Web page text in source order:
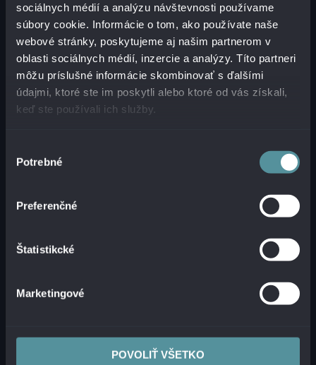
sociálnych médií a analýzu návštevnosti používame
súbory cookie. Informácie o tom, ako používate naše
webové stránky, poskytujeme aj našim partnerom v
oblasti sociálnych médií, inzercie a analýzy. Títo partneri
môžu príslušné informácie skombinovať s ďalšími
údajmi, ktoré ste im poskytli alebo ktoré od vás získali,
keď ste používali ich služby.
súhlasu
Potrebné
Preferenčné
Štatistikcké
Marketingové
POVOLIŤ VŠETKO
Naši odborníci nasadili v SLSP Informačný
systém elektronických schránok (ISES). Zákazník
tým zvýšil efektivitu, kontrolu a znížil náklady i
podiel papierovej dokumentácie v kolobehu
dokumentov. Nasadením riešenia sa SLSP
pripravila na zavedenie elektronických schránok
na portáli slovensko.sk. Systém podporuje
typmi dokumentov a plne pokrýva systematickú
evidenciu či už papierovej, alebo elektronickej
k optimalizácii procesov v spoločnosti. Súčasťou
projektu bola definícia biznis požiadaviek pre
riešenia, integrácia, zaškolenie zodpovedných
nasadený a prispôsobený náš vlastný produkt
Alanata eOffice.
AKO TO TERAZ FUNGUJE?